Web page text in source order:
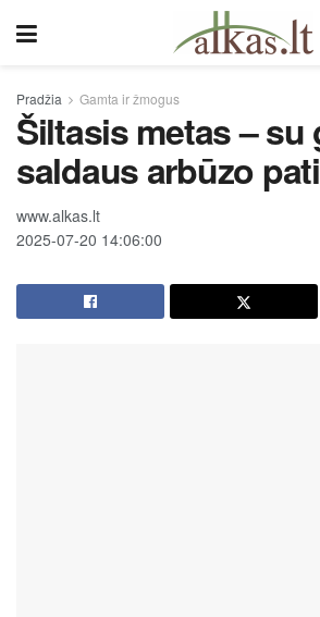
Pradžia Gamta ir žmogus
Šiltasis metas – su
saldaus arbūzo
www.alkas.lt
2025-07-20 14:06:00